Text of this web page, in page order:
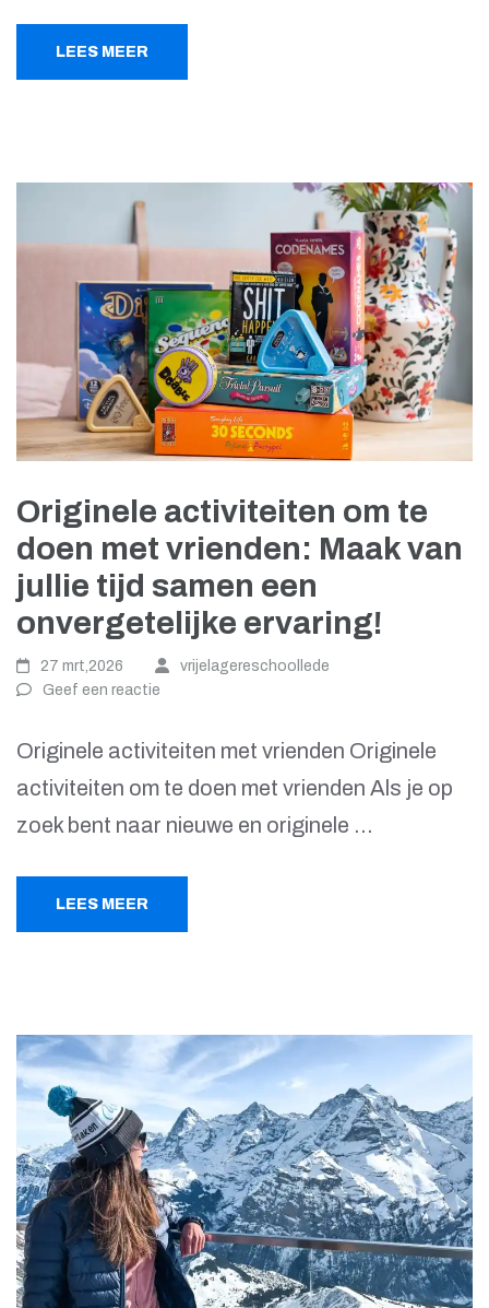
LEES MEER
Originele activiteiten om te
doen met vrienden: Maak van
jullie tijd samen een
onvergetelijke ervaring!
27 mrt,2026
vrijelagereschoollede
Geef een reactie
Originele activiteiten met vrienden Originele
activiteiten om te doen met vrienden Als je op
zoek bent naar nieuwe en originele …
LEES MEER